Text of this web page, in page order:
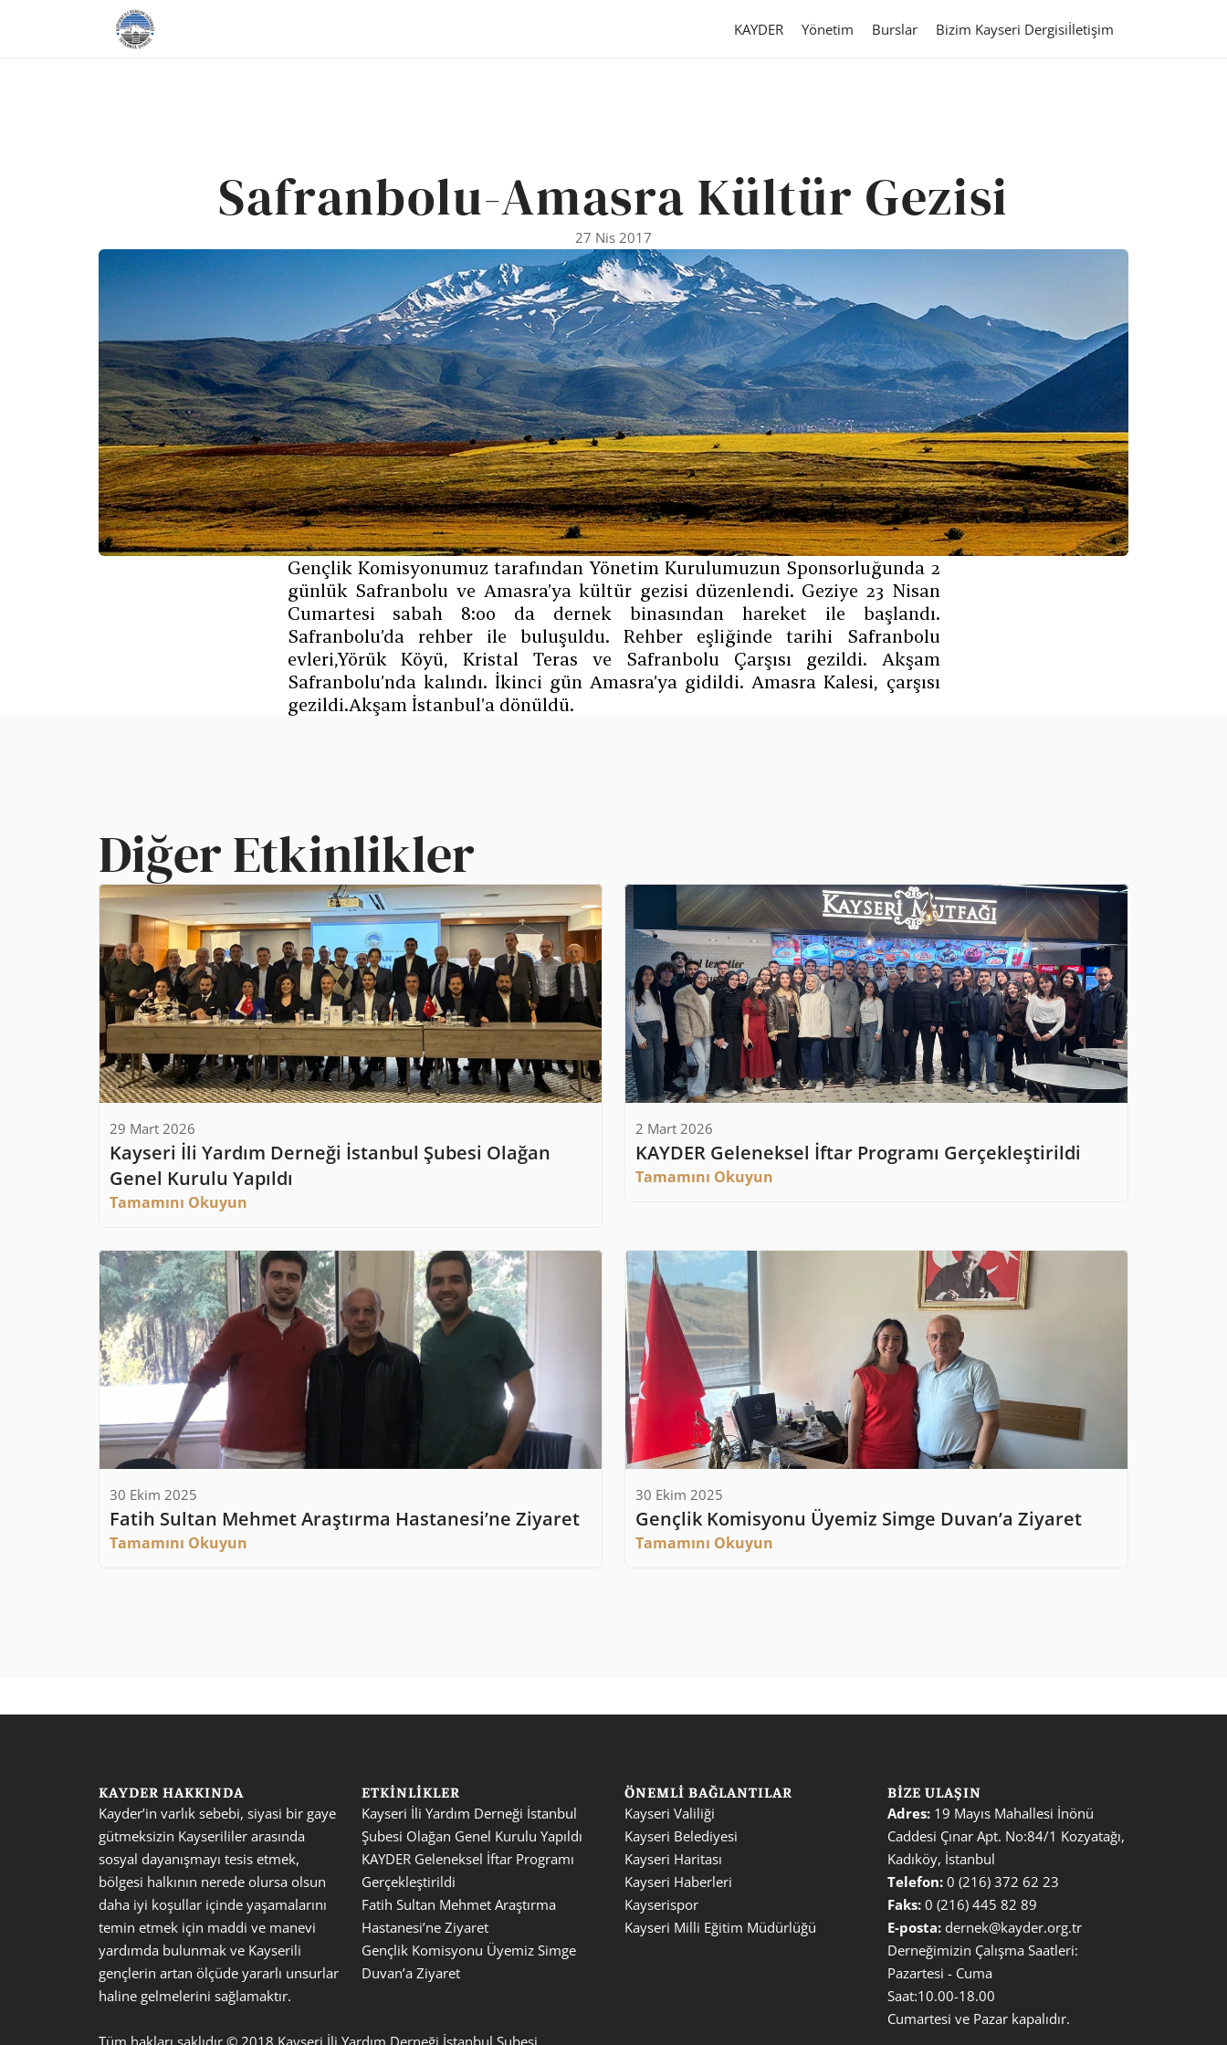
KAYDER Yönetim Burslar Bizim Kayseri Dergisiİletişim
Safranbolu-Amasra Kültür Gezisi
27 Nis 2017
Gençlik Komisyonumuz tarafından Yönetim Kurulumuzun Sponsorluğunda 2
günlük Safranbolu ve Amasra’ya kültür gezisi düzenlendi. Geziye 23 Nisan
Cumartesi sabah 8:00 da dernek binasından hareket ile başlandı.
Safranbolu’da rehber ile buluşuldu. Rehber eşliğinde tarihi Safranbolu
evleri,Yörük Köyü, Kristal Teras ve Safranbolu Çarşısı gezildi. Akşam
Safranbolu’nda kalındı. İkinci gün Amasra’ya gidildi. Amasra Kalesi, çarşısı
gezildi.Akşam İstanbul’a dönüldü.
Diğer Etkinlikler
29 Mart 2026
Kayseri İli Yardım Derneği İstanbul Şubesi Olağan
Genel Kurulu Yapıldı
Tamamını Okuyun
2 Mart 2026
KAYDER Geleneksel İftar Programı Gerçekleştirildi
Tamamını Okuyun
30 Ekim 2025
Fatih Sultan Mehmet Araştırma Hastanesi’ne Ziyaret
Tamamını Okuyun
30 Ekim 2025
Gençlik Komisyonu Üyemiz Simge Duvan’a Ziyaret
Tamamını Okuyun
KAYDER HAKKINDA
Kayder’in varlık sebebi, siyasi bir gaye
gütmeksizin Kayserililer arasında
sosyal dayanışmayı tesis etmek,
bölgesi halkının nerede olursa olsun
daha iyi koşullar içinde yaşamalarını
temin etmek için maddi ve manevi
yardımda bulunmak ve Kayserili
gençlerin artan ölçüde yararlı unsurlar
haline gelmelerini sağlamaktır.
ETKINLIKLER
Kayseri İli Yardım Derneği İstanbul
Şubesi Olağan Genel Kurulu Yapıldı
KAYDER Geleneksel İftar Programı
Gerçekleştirildi
Fatih Sultan Mehmet Araştırma
Hastanesi’ne Ziyaret
Gençlik Komisyonu Üyemiz Simge
Duvan’a Ziyaret
ÖNEMLI BAĞLANTILAR
Kayseri Valiliği
Kayseri Belediyesi
Kayseri Haritası
Kayseri Haberleri
Kayserispor
Kayseri Milli Eğitim Müdürlüğü
BIZE ULAŞIN
Adres: 19 Mayıs Mahallesi İnönü
Caddesi Çınar Apt. No:84/1 Kozyatağı,
Telefon: 0 (216) 372 62 23
Faks: 0 (216) 445 82 89
E-posta: dernek@kayder.org.tr
Derneğimizin Çalışma Saatleri:
Pazartesi - Cuma
Saat:10.00-18.00
Cumartesi ve Pazar kapalıdır.
Tüm hakları saklıdır © 2018 Kayseri İli Yardım Derneği İstanbul Şubesi